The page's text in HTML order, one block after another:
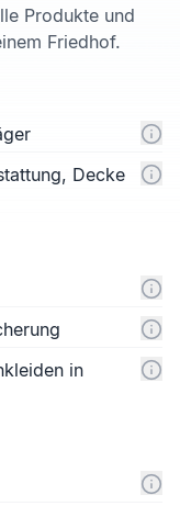
Produkte und
Friedhof.
Decke
in